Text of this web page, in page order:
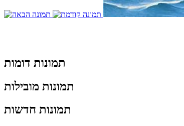
תמונות דומות
תמונות מובילות
תמונות חדשות